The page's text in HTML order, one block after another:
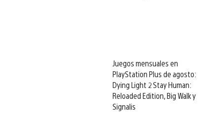
Juegos mensuales en
PlayStation Plus de agosto:
Dying Light 2 Stay Human:
Reloaded Edition, Big Walk y
Signalis